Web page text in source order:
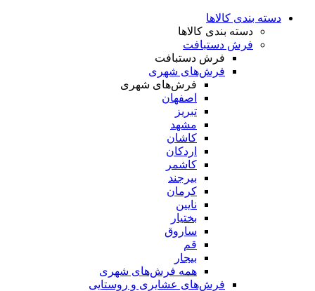
دسته بندی کالاها
دسته بندی کالاها
فرش دستبافت
فرش دستبافت
فرش‌های شهری
فرش‌های شهری
اصفهان
تبریز
مشهد
کاشان
اردکان
کاشمر
بیرجند
کرمان
نایین
بختیار
ساروق
قم
بیجار
همه فرش‌های شهری
فرش‌های عشایری و روستایی